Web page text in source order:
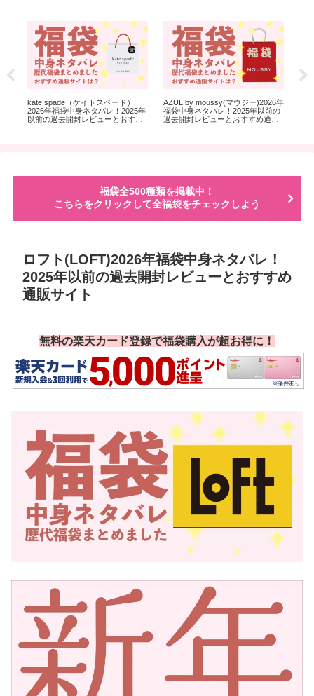
kate spade（ケイトスペード）
2026年福袋中身ネタバレ！2025年
以前の過去開封レビューとおすす
AZUL by moussy(マウジー)2026年
福袋中身ネタバレ！2025年以前の
過去開封レビューとおすすめ通販
福袋全500種類を掲載中！
こちらをクリックして全福袋をチェックしよう
ロフト(LOFT)2026年福袋中身ネタバレ！
2025年以前の過去開封レビューとおすすめ
通販サイト
無料の楽天カード登録で福袋購入が超お得に！